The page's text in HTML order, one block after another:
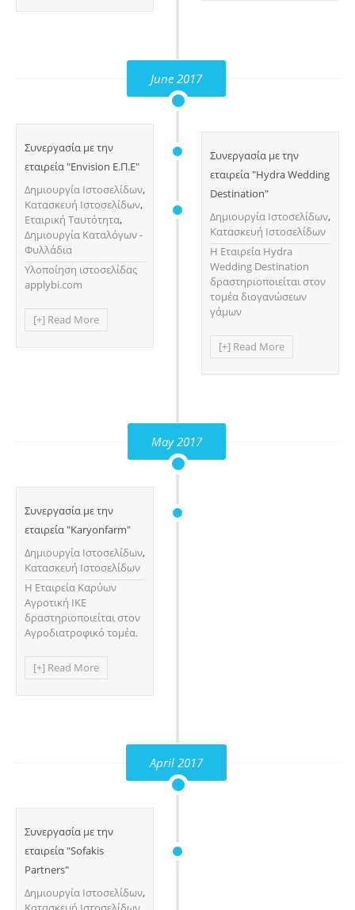
June 2017
Συνεργασία με την
εταιρεία "Envision Ε.Π.Ε"
Δημιουργία Ιστοσελίδων,
Κατασκευή Ιστοσελίδων,
Εταιρική Ταυτότητα,
Δημιουργία Καταλόγων -
Φυλλάδια
Υλοποίηση ιστοσελίδας
applybi.com
[+] Read More
Συνεργασία με την
εταιρεία "Hydra Wedding
Destination"
Δημιουργία Ιστοσελίδων,
Κατασκευή Ιστοσελίδων
H Εταιρεία Hydra
Wedding Destination
δραστηριοποιείται στον
τομέα διογανώσεων
γάμων
[+] Read More
May 2017
Συνεργασία με την
εταιρεία "Karyonfarm"
Δημιουργία Ιστοσελίδων,
Κατασκευή Ιστοσελίδων
H Εταιρεία Καρύων
Αγροτική ΙΚΕ
δραστηριοποιείται στον
Αγροδιατροφικό τομέα.
[+] Read More
April 2017
Συνεργασία με την
εταιρεία "Sofakis
Partners"
Δημιουργία Ιστοσελίδων,